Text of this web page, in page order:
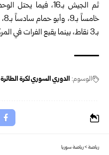
بـ3 نقاط، بينما يقبع الفرات في المركز الأخير من دون أي نقطة.
الوسوم: الدوري السوري لكرة الطائرة
رياضة>رياضة سوريا